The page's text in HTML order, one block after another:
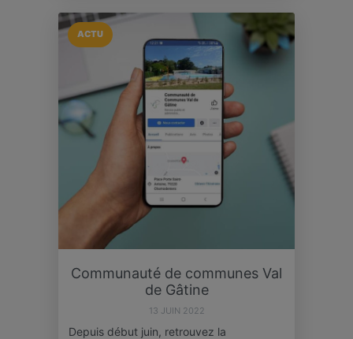
ACTU
Communauté de communes Val
de Gâtine
13 JUIN 2022
Depuis début juin, retrouvez la